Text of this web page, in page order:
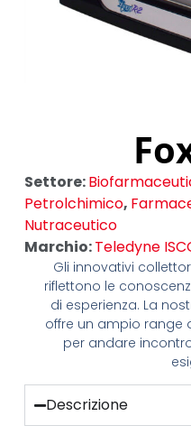
Settore:
Petrolchimico,
Nutraceutico
Marchio:Teledyne
Gli innovativi
riflettono le
di esperienza. La
offre un ampio range
per andare
Descrizione